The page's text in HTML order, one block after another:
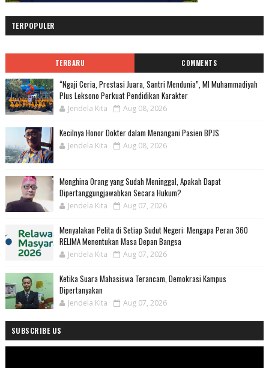
TERPOPULER
TERBARU COMMENTS
“Ngaji Ceria, Prestasi Juara, Santri Mendunia”, MI Muhammadiyah
Plus Leksono Perkuat Pendidikan Karakter
Jendela Kita Aug 08, 2026
Kecilnya Honor Dokter dalam Menangani Pasien BPJS
Jendela Kita Aug 08, 2026
Menghina Orang yang Sudah Meninggal, Apakah Dapat
Dipertanggungjawabkan Secara Hukum?
Jendela Kita Aug 07, 2026
Menyalakan Pelita di Setiap Sudut Negeri: Mengapa Peran 360
RELIMA Menentukan Masa Depan Bangsa
Jendela Kita Aug 07, 2026
Ketika Suara Mahasiswa Terancam, Demokrasi Kampus
Dipertanyakan
Jendela Kita Aug 07, 2026
SUBSCRIBE US